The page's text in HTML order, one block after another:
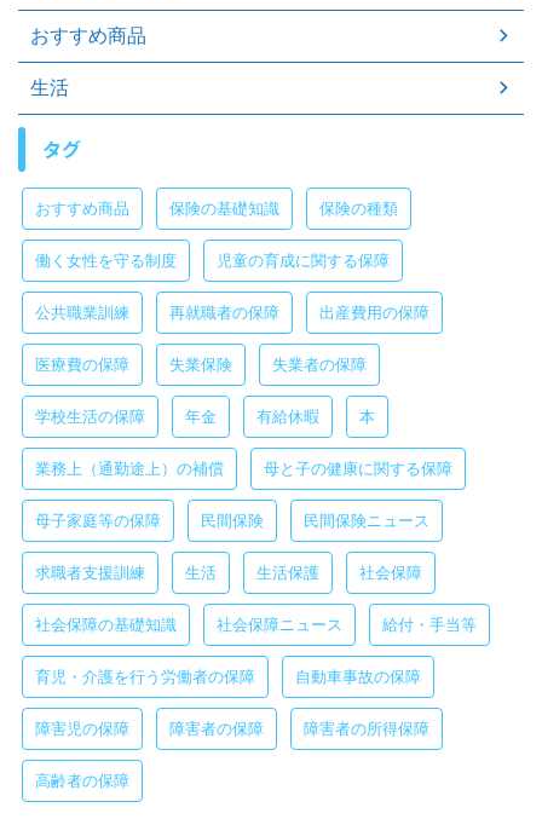
おすすめ商品
生活
タグ
おすすめ商品 保険の基礎知識 保険の種類
働く女性を守る制度 児童の育成に関する保障
公共職業訓練 再就職者の保障 出産費用の保障
医療費の保障 失業保険 失業者の保障
学校生活の保障 年金 有給休暇 本
業務上（通勤途上）の補償 母と子の健康に関する保障
母子家庭等の保障 民間保険 民間保険ニュース
求職者支援訓練 生活 生活保護 社会保障
社会保障の基礎知識 社会保障ニュース 給付・手当等
育児・介護を行う労働者の保障 自動車事故の保障
障害児の保障 障害者の保障 障害者の所得保障
高齢者の保障